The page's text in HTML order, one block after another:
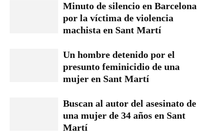
Minuto de silencio en Barcelona
por la víctima de violencia
machista en Sant Martí
Un hombre detenido por el
presunto feminicidio de una
mujer en Sant Martí
Buscan al autor del asesinato de
una mujer de 34 años en Sant
Martí